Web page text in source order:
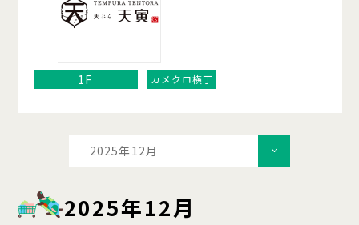
1F カメクロ横丁
2025年12月
2025年12月